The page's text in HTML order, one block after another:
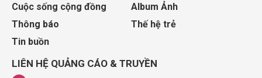
Cuộc sống cộng đồng
Album Ảnh
Thông báo
Thế hệ trẻ
Tin buồn
LIÊN HỆ QUẢNG CÁO & TRUYỀN